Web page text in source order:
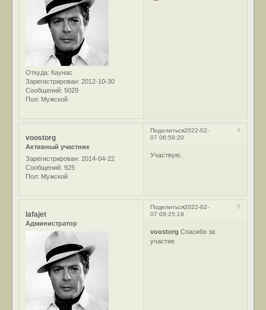
Откуда: Каунас
Зарегистрирован: 2012-10-30
Сообщений: 5029
Пол: Мужской
Поделиться 4
2022-02-
07 06:59:20
voostorg
Активный участник
Зарегистрирован: 2014-04-22
Сообщений: 925
Пол: Мужской
Участвую.
Поделиться 5
2022-02-
07 09:25:19
lafajet
Администратор
voostorg Спасибо за
участие